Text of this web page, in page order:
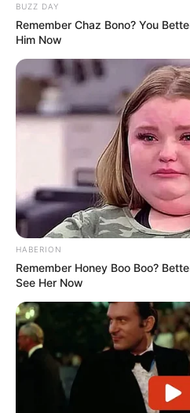
BUZZ DAY
Remember Chaz Bono? You
Him Now
HABERION
Remember Honey Boo Boo?
See Her Now